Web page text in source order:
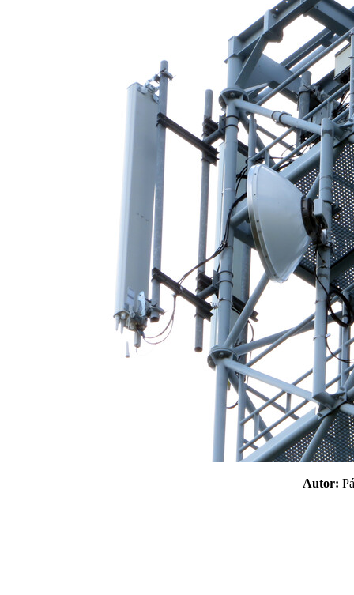
Autor: